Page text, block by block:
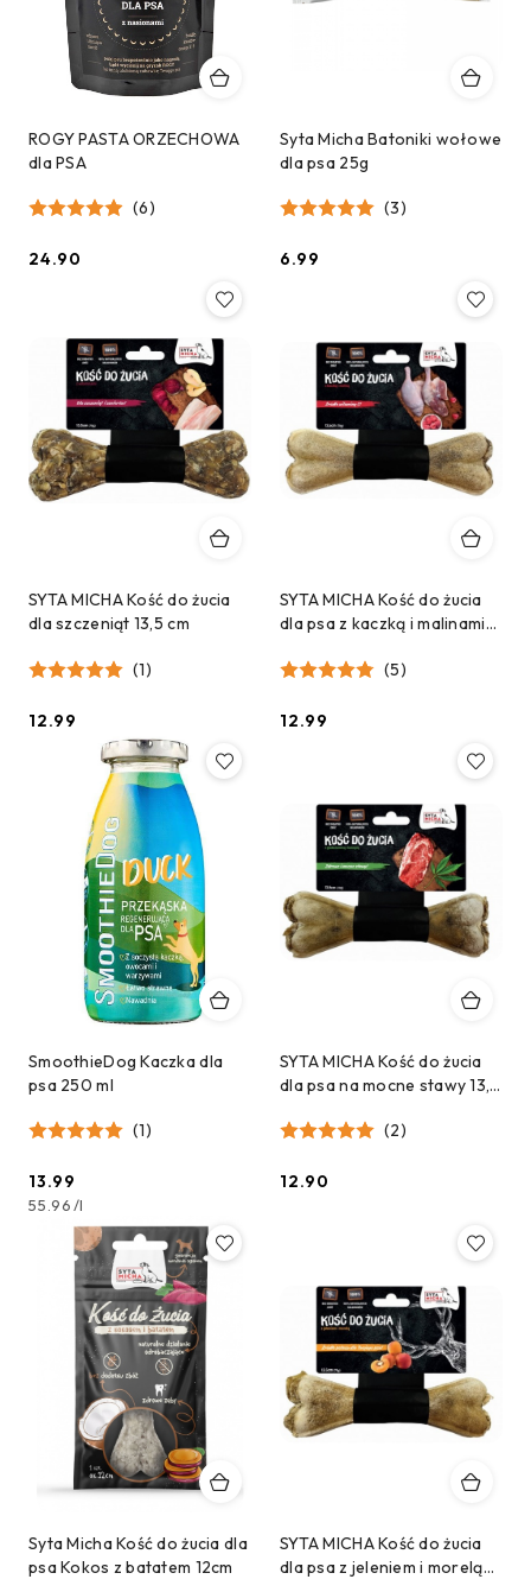
ROGY PASTA ORZECHOWA
dla PSA
(6)
Cena:
24.90
Syta Micha Batoniki wołowe
dla psa 25g
(3)
Cena:
6.99
SYTA MICHA Kość do żucia
dla szczeniąt 13,5 cm
(1)
Cena:
12.99
SYTA MICHA Kość do żucia
dla psa z kaczką i malinami
(5)
Cena:
12.99
SmoothieDog Kaczka dla
psa 250 ml
(1)
Cena:
13.99
55.96/l
SYTA MICHA Kość do żucia
dla psa na mocne stawy 13,5
(2)
Cena:
12.90
Syta Micha Kość do żucia dla
psa Kokos z batatem 12cm
SYTA MICHA Kość do żucia
dla psa z jeleniem i morelą